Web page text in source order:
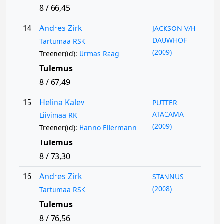
8 / 66,45
14
Andres Zirk
Tartumaa RSK
Treener(id): Urmas Raag
JACKSON V/H
DAUWHOF
(2009)
Tulemus
8 / 67,49
15
Helina Kalev
Liivimaa RK
Treener(id): Hanno Ellermann
PUTTER
ATACAMA
(2009)
Tulemus
8 / 73,30
16
Andres Zirk
Tartumaa RSK
STANNUS
(2008)
Tulemus
8 / 76,56